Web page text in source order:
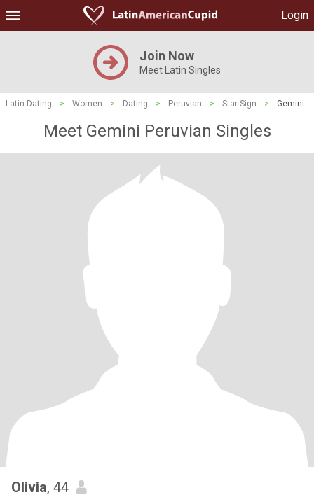
Login
Join Now
Meet Latin Singles
Latin Dating > Women > Dating > Peruvian > Star Sign > Gemini
Meet Gemini Peruvian Singles
Olivia, 44